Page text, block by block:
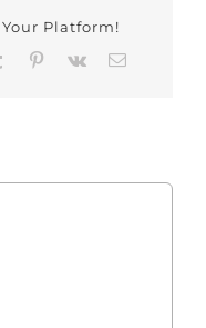
Platform!
Tumblr Pinterest
Vk Email